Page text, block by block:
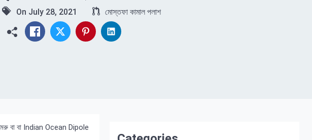
On July 28, 2021 মোস্তফা কামাল পলাশ
বা বা Indian Ocean Dipole